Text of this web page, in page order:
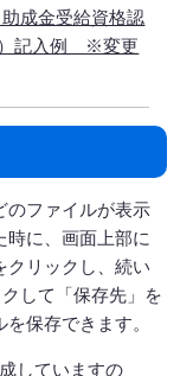
成金受給資格認
）記入例 ※変更
のファイルが表示
時に、画面上部に
クリックし、続い
して「保存先」を
保存できます。
していますの